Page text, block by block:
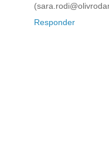
Responder